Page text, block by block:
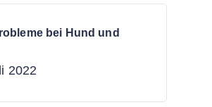
bei Hund und
2022